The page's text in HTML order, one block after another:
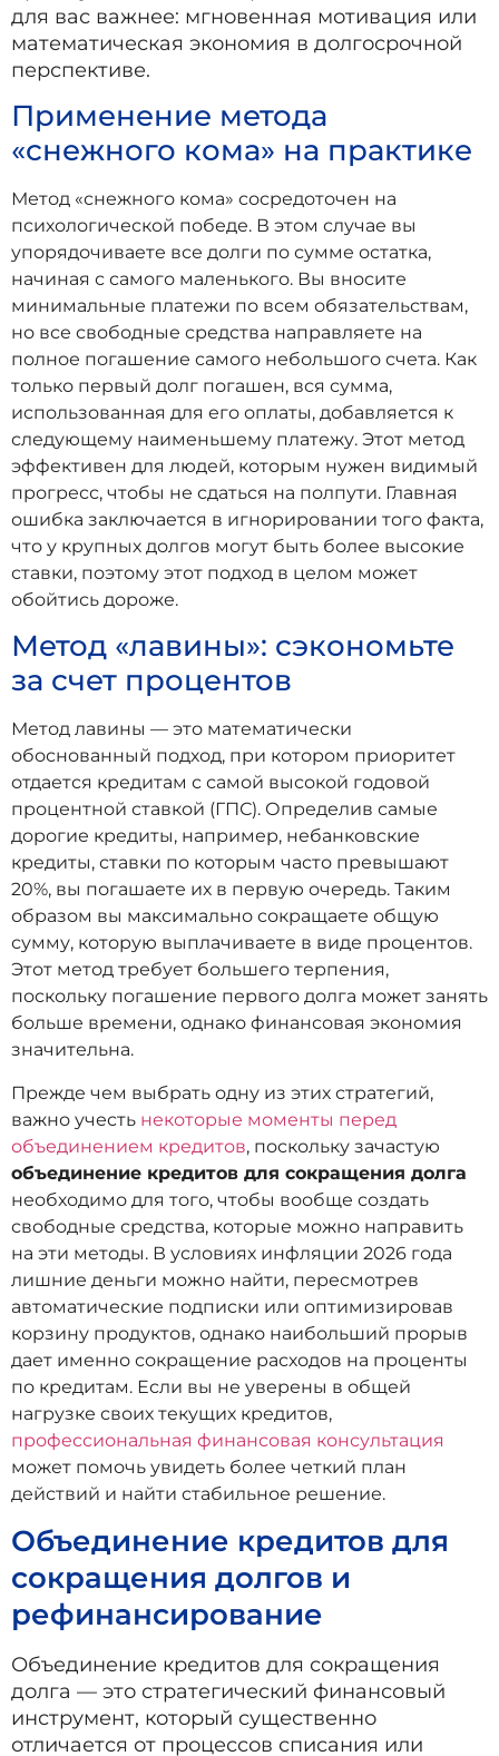
для вас важнее: мгновенная мотивация или
математическая экономия в долгосрочной
перспективе.
Применение метода
«снежного кома» на практике
Метод «снежного кома» сосредоточен на
психологической победе. В этом случае вы
упорядочиваете все долги по сумме остатка,
начиная с самого маленького. Вы вносите
минимальные платежи по всем обязательствам,
но все свободные средства направляете на
полное погашение самого небольшого счета. Как
только первый долг погашен, вся сумма,
использованная для его оплаты, добавляется к
следующему наименьшему платежу. Этот метод
эффективен для людей, которым нужен видимый
прогресс, чтобы не сдаться на полпути. Главная
ошибка заключается в игнорировании того факта,
что у крупных долгов могут быть более высокие
ставки, поэтому этот подход в целом может
обойтись дороже.
Метод «лавины»: сэкономьте
за счет процентов
Метод лавины — это математически
обоснованный подход, при котором приоритет
отдается кредитам с самой высокой годовой
процентной ставкой (ГПС). Определив самые
дорогие кредиты, например, небанковские
кредиты, ставки по которым часто превышают
20%, вы погашаете их в первую очередь. Таким
образом вы максимально сокращаете общую
сумму, которую выплачиваете в виде процентов.
Этот метод требует большего терпения,
поскольку погашение первого долга может занять
больше времени, однако финансовая экономия
значительна.
Прежде чем выбрать одну из этих стратегий,
важно учесть некоторые моменты перед
объединением кредитов, поскольку зачастую
объединение кредитов для сокращения долга
необходимо для того, чтобы вообще создать
свободные средства, которые можно направить
на эти методы. В условиях инфляции 2026 года
лишние деньги можно найти, пересмотрев
автоматические подписки или оптимизировав
корзину продуктов, однако наибольший прорыв
дает именно сокращение расходов на проценты
по кредитам. Если вы не уверены в общей
нагрузке своих текущих кредитов,
профессиональная финансовая консультация
может помочь увидеть более четкий план
действий и найти стабильное решение.
Объединение кредитов для
сокращения долгов и
рефинансирование
Объединение кредитов для сокращения
долга — это стратегический финансовый
инструмент, который существенно
отличается от процессов списания или